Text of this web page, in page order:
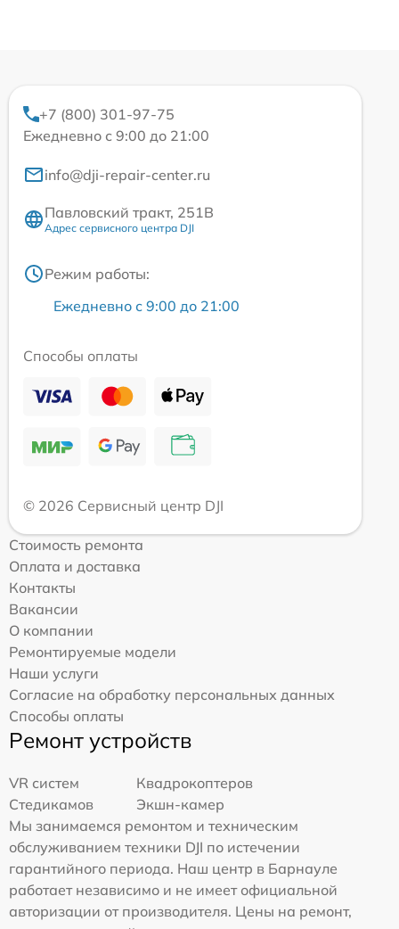
+7 (800) 301-97-75
Ежедневно с 9:00 до 21:00
info@dji-repair-center.ru
Павловский тракт, 251В
Адрес сервисного центра DJI
Режим работы:
Ежедневно с 9:00 до 21:00
Способы оплаты
© 2026 Сервисный центр DJI
Стоимость ремонта
Оплата и доставка
Контакты
Вакансии
О компании
Ремонтируемые модели
Наши услуги
Согласие на обработку персональных данных
Способы оплаты
Ремонт устройств
VR систем
Квадрокоптеров
Стедикамов
Экшн-камер
Мы занимаемся ремонтом и техническим
обслуживанием техники DJI по истечении
гарантийного периода. Наш центр в Барнауле
работает независимо и не имеет официальной
авторизации от производителя. Цены на ремонт,